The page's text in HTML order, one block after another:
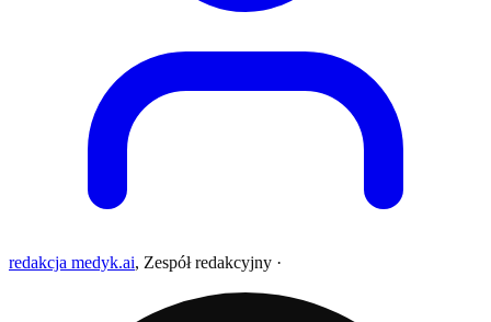
redakcja medyk.ai, Zespół redakcyjny ·